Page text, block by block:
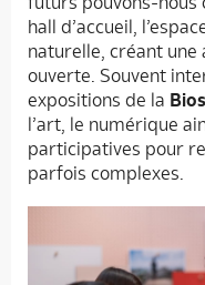
hall d’accueil,
naturelle, créant
ouverte. Souvent
expositions de la
l’art, le numérique
participatives pour
parfois complexes.